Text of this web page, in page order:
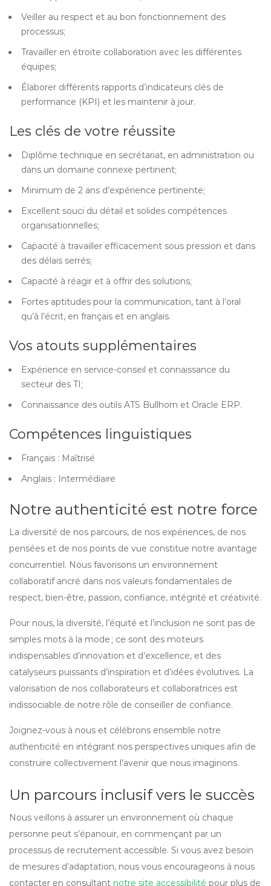
Veiller au respect et au bon fonctionnement des
processus;
Travailler en étroite collaboration avec les différentes
équipes;
Élaborer différents rapports d’indicateurs clés de
performance (KPI) et les maintenir à jour.
Les clés de votre réussite
Diplôme technique en secrétariat, en administration ou
dans un domaine connexe pertinent;
Minimum de 2 ans d’expérience pertinente;
Excellent souci du détail et solides compétences
organisationnelles;
Capacité à travailler efficacement sous pression et dans
des délais serrés;
Capacité à réagir et à offrir des solutions;
Fortes aptitudes pour la communication, tant à l’oral
qu’à l’écrit, en français et en anglais.
Vos atouts supplémentaires
Expérience en service-conseil et connaissance du
secteur des TI;
Connaissance des outils ATS Bullhorn et Oracle ERP.
Compétences linguistiques
Français : Maîtrisé
Anglais : Intermédiaire
Notre authenticité est notre force
La diversité de nos parcours, de nos expériences, de nos
pensées et de nos points de vue constitue notre avantage
concurrentiel. Nous favorisons un environnement
collaboratif ancré dans nos valeurs fondamentales de
respect, bien-être, passion, confiance, intégrité et créativité.
Pour nous, la diversité, l’équité et l’inclusion ne sont pas de
simples mots à la mode ; ce sont des moteurs
indispensables d’innovation et d’excellence, et des
catalyseurs puissants d’inspiration et d’idées évolutives. La
valorisation de nos collaborateurs et collaboratrices est
indissociable de notre rôle de conseiller de confiance.
Joignez-vous à nous et célébrons ensemble notre
authenticité en intégrant nos perspectives uniques afin de
construire collectivement l’avenir que nous imaginons.
Un parcours inclusif vers le succès
Nous veillons à assurer un environnement où chaque
personne peut s’épanouir, en commençant par un
processus de recrutement accessible. Si vous avez besoin
de mesures d’adaptation, nous vous encourageons à nous
contacter en consultant notre site accessibilité pour plus de